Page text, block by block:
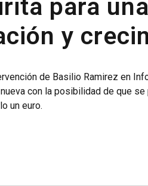
para
y
de Basilio Ramirez en
nueva con la posibilidad de que
un euro.